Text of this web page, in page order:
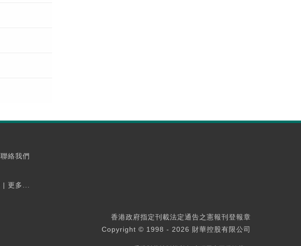
聯絡我們
| 更多...
香港政府指定刊載法定通告之憲報刊登報章
Copyright © 1998 - 2026 財華控股有限公司